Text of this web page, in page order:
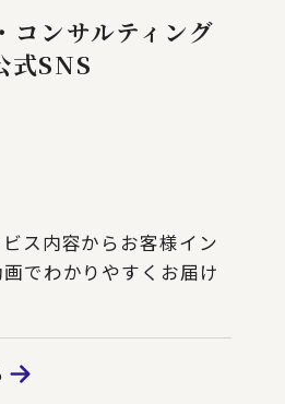
コンサルティング
式SNS
ス内容からお客様イン
でわかりやすくお届け